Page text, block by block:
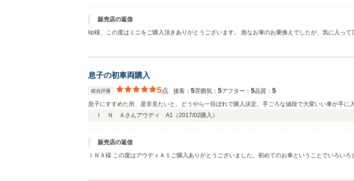
販売店の返信
lip様、この度はミニをご購入頂きありがとうございます。 急なお車のお乗換えでしたが、気に入っ
息子の初車両購入
総合評価 5点 接客： 5雰囲気： 5アフター： 5品質： 5
息子にすすめた所、是非見たいと。どうやら一目ぼれで購入決定。手ごろな値段で大変いい車が手に
Ｉ Ｎ Ａさんアウディ A1（2017/02購入）
販売店の返信
ＩＮＡ様 この度はアウディＡ１ご購入ありがとうございました。初めてのお車ということでいろい